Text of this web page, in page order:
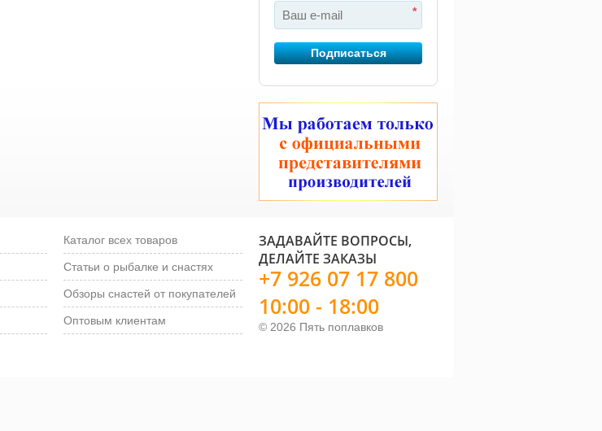
*
Подписаться
Каталог всех товаров
Статьи о рыбалке и снастях
Обзоры снастей от покупателей
Оптовым клиентам © 2026 Пять поплавков
ЗАДАВАЙТЕ ВОПРОСЫ,
ДЕЛАЙТЕ ЗАКАЗЫ
+7 926 07 17 800
10:00 - 18:00